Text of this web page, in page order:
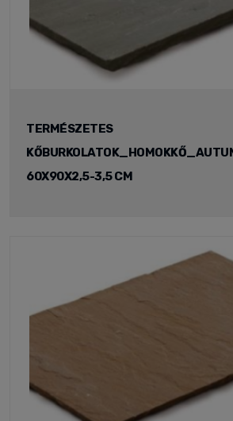
TERMÉSZETES
60X90X2,5-3,5 CM